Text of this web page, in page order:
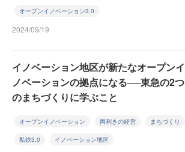
オープンイノベーション3.0
2024/09/19
イノベーション地区が新たなオープンイ
ノベーションの拠点になる──東急の2つ
のまちづくりに学ぶこと
オープンイノベーション 両利きの経営 まちづくり
私鉄3.0 イノベーション地区